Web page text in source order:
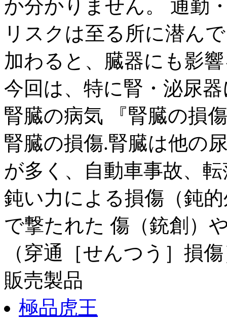
か分かりません。 通勤
リスクは至る所に潜ん
加わると、臓器にも影
今回は、特に腎・泌尿
腎臓の病気 『腎臓の損
腎臓の損傷.腎臓は他の
が多く、自動車事故、
鈍い力による損傷（鈍
で撃たれた 傷（銃創）
（穿通［せんつう］損
販売製品
極品虎王